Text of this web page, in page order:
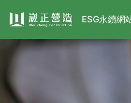
ESG永續網